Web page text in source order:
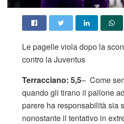
Le pagelle viola dopo la
contro la Juventus
Terracciano: 5,5– Come
quando gli tirano il pallone
parere ha responsabilità sia
nonostante il tentativo in